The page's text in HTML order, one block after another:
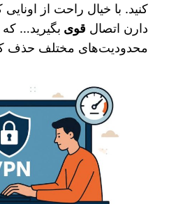
کنید. با خیال راحت از اونایی
دارن اتصال قوی بگیرید… که
محدودیت‌های مختلف حذف